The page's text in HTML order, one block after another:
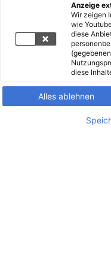
Anzeige
Wir zeigen
wie
diese
diese
Alles ablehnen